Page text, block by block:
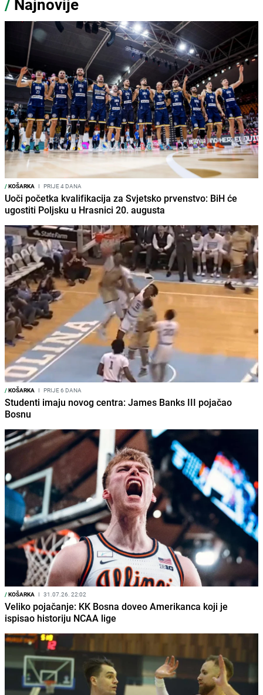
/ Najnovije
/KOŠARKA I PRIJE 4 DANA
Uoči početka kvalifikacija za Svjetsko prvenstvo: BiH će
ugostiti Poljsku u Hrasnici 20. augusta
/KOŠARKA I PRIJE 6 DANA
Studenti imaju novog centra: James Banks III pojačao
Bosnu
/KOŠARKA I 31.07.26. 22:02
Veliko pojačanje: KK Bosna doveo Amerikanca koji je
ispisao historiju NCAA lige